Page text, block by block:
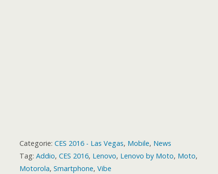
Categorie: CES 2016 - Las Vegas, Mobile, News
Tag: Addio, CES 2016, Lenovo, Lenovo by Moto, Moto,
Motorola, Smartphone, Vibe